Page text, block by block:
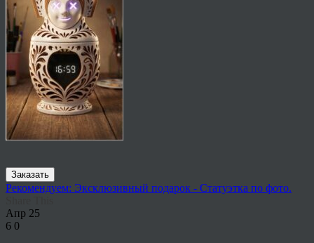
Заказать
Рекомендуем: Эксклюзивный подарок - Статуэтка по фото.
Апр 25
6 0